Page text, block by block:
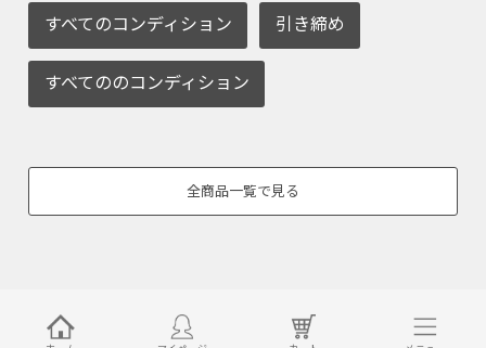
すべてのコンディション 引き締め
すべてののコンディション
全商品一覧で見る